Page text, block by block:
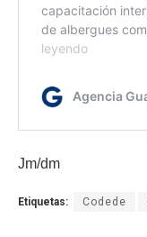
Jm/dm
Etiquetas: Codede